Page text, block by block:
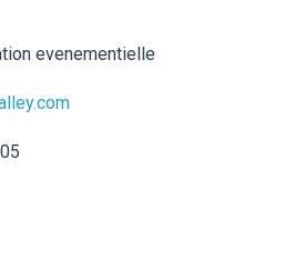
evenementielle